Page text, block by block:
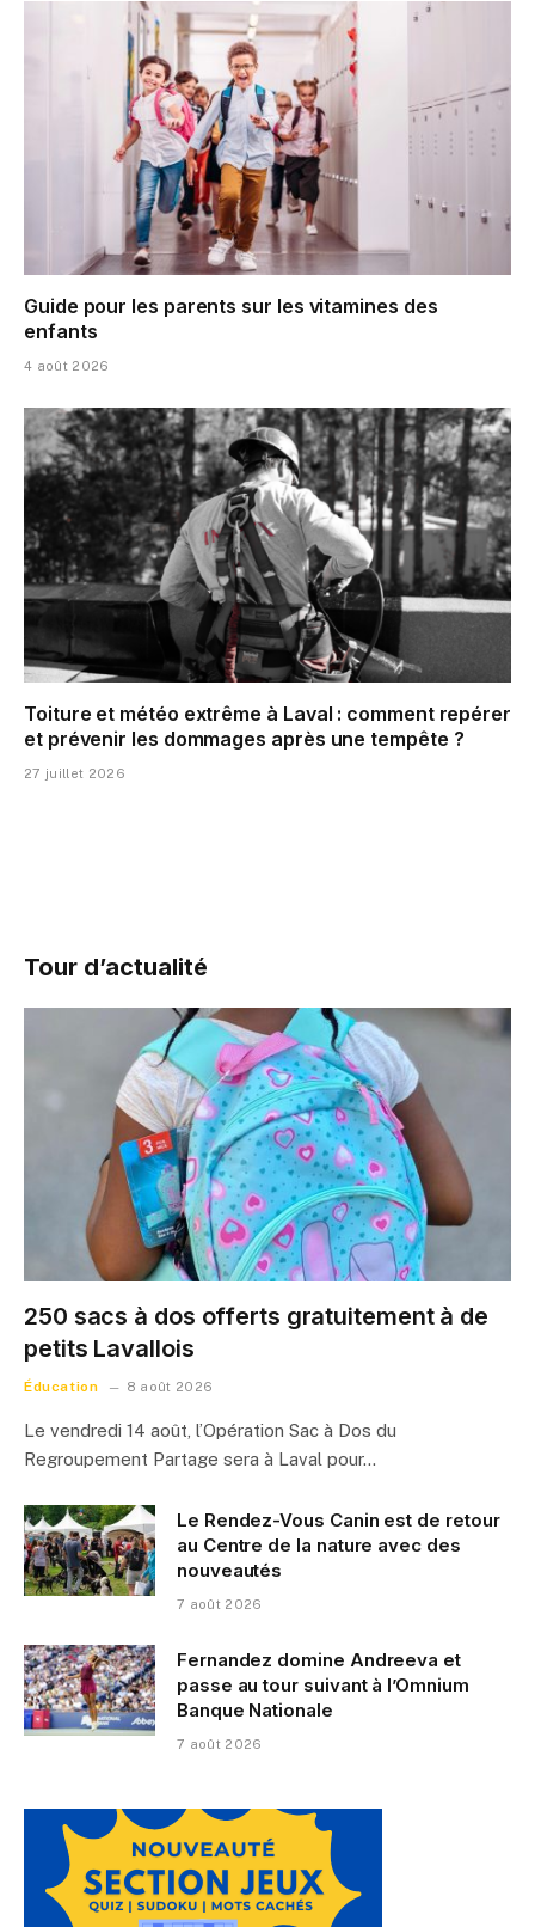
Guide pour les parents sur les vitamines des
enfants
4 août 2026
Toiture et météo extrême à Laval : comment repérer
et prévenir les dommages après une tempête ?
27 juillet 2026
Tour d’actualité
250 sacs à dos offerts gratuitement à de
petits Lavallois
Éducation 8 août 2026
Le vendredi 14 août, l’Opération Sac à Dos du
Regroupement Partage sera à Laval pour…
Le Rendez-Vous Canin est de retour
au Centre de la nature avec des
nouveautés
7 août 2026
Fernandez domine Andreeva et
passe au tour suivant à l’Omnium
Banque Nationale
7 août 2026